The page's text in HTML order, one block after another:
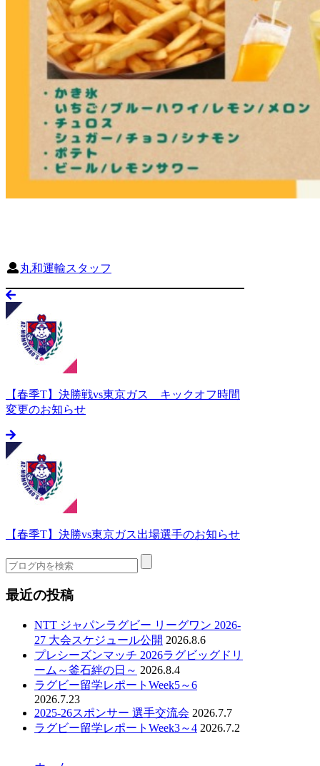
丸和運輸スタッフ
【春季T】決勝戦vs東京ガス キックオフ時間
変更のお知らせ
【春季T】決勝vs東京ガス出場選手のお知らせ
最近の投稿
NTT ジャパンラグビー リーグワン 2026-
27 大会スケジュール公開 2026.8.6
プレシーズンマッチ 2026ラグビッグドリ
ーム～釜石絆の日～ 2026.8.4
ラグビー留学レポートWeek5～6
2026.7.23
2025-26スポンサー 選手交流会 2026.7.7
ラグビー留学レポートWeek3～4 2026.7.2